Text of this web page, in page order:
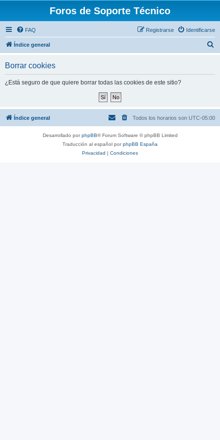
Foros de Soporte Técnico
FAQ Identificarse
Registrarse
Índice general
Borrar cookies
¿Está seguro de que quiere borrar todas las cookies de este sitio?
Índice general Todos los horarios son UTC-05:00
Desarrollado porphpBB® Forum Software © phpBB Limited
Traducción al español porphpBB España
Privacidad | Condiciones